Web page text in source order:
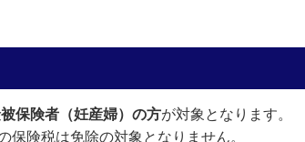
保険者（妊産婦）の方が対象となります。
険税は免除の対象となりません。